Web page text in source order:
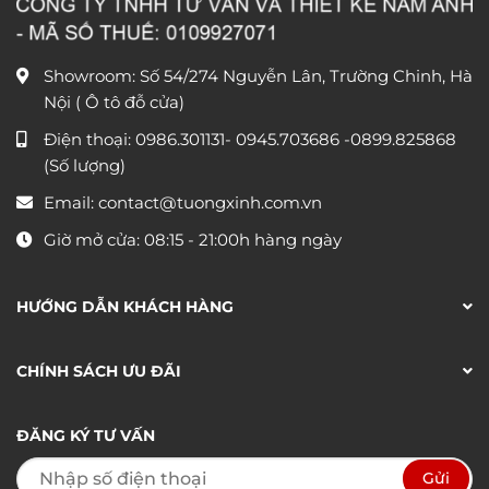
Showroom: Số 54/274 Nguyễn Lân, Trường Chinh, Hà
Nội ( Ô tô đỗ cửa)
Điện thoại: 0986.301131- 0945.703686 -0899.825868
(Số lượng)
Email: contact@tuongxinh.com.vn
Giờ mở cửa: 08:15 - 21:00h hàng ngày
HƯỚNG DẪN KHÁCH HÀNG
CHÍNH SÁCH ƯU ĐÃI
ĐĂNG KÝ TƯ VẤN